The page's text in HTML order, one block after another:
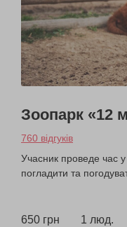
Зоопарк «12
760 відгуків
Учасник проведе час
погладити та
650 грн 1 люд.